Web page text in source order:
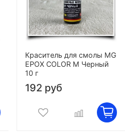
Краситель для смолы MG
EPOX COLOR M Черный
10 г
192 руб